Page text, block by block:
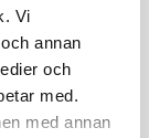
Vi
annan
och
med.
med annan
Rek: 99,90 kr